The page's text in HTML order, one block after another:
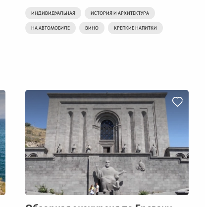
ИНДИВИДУАЛЬНАЯ ИСТОРИЯ И АРХИТЕКТУРА
НА АВТОМОБИЛЕ ВИНО КРЕПКИЕ НАПИТКИ